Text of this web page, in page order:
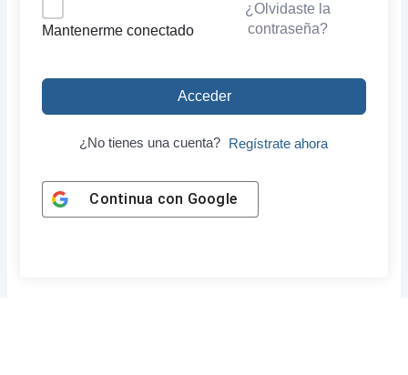
Mantenerme conectado
¿Olvidaste la
contraseña?
Acceder
¿No tienes una cuenta? Regístrate ahora
Continua con Google